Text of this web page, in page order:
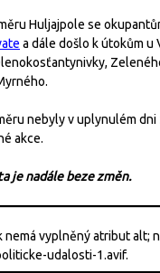
Huljajpole se
a dále došlo k útokům u
nebyly v uplynulém
akce.
je nadále beze změn.